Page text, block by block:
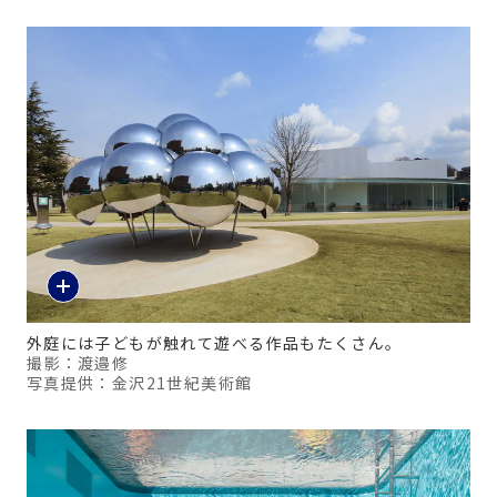
外庭には子どもが触れて遊べる作品もたくさん。
撮影：渡邉修
写真提供：金沢21世紀美術館